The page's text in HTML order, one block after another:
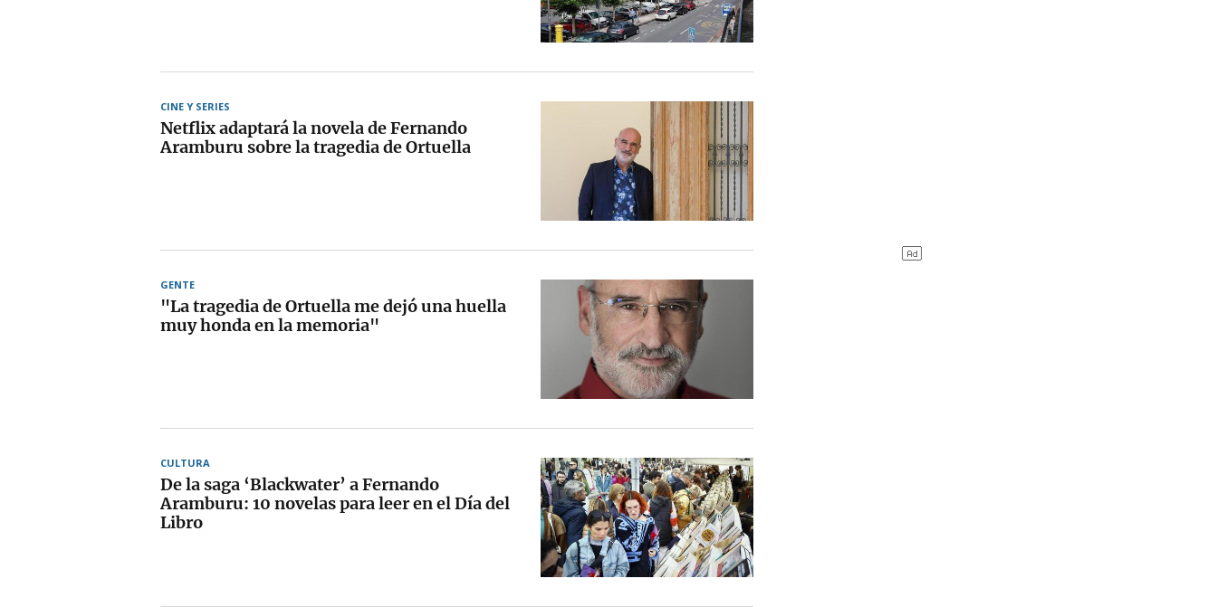
CINE Y SERIES
Netflix adaptará la novela de Fernando
Aramburu sobre la tragedia de Ortuella
GENTE
"La tragedia de Ortuella me dejó una huella
muy honda en la memoria"
CULTURA
De la saga ‘Blackwater’ a Fernando
Aramburu: 10 novelas para leer en el Día del
Libro